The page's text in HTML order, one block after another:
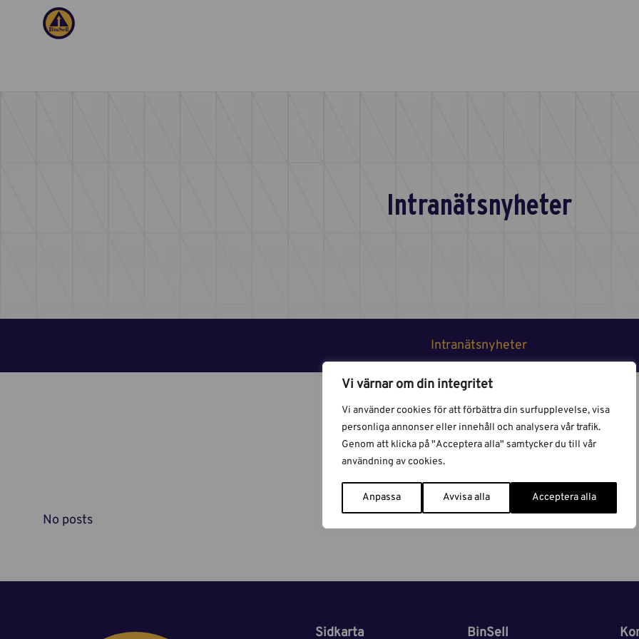
Vi värnar om din integritet
Vi använder cookies för att förbättra din surfupplevelse, visa
personliga annonser eller innehåll och analysera vår trafik.
Genom att klicka på "Acceptera alla" samtycker du till vår
användning av cookies.
Anpassa Avvisa alla Acceptera alla
Intranätsnyheter
Intranätsnyheter
Intranätsnyheter
No posts
Sidkarta BinSell